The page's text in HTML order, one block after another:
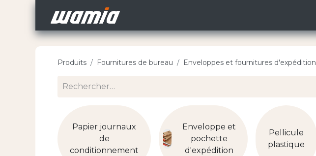
Produits Fournitures de bureau Enveloppes et fournitures d'expédition
Papier journaux
de
conditionnement
Enveloppe et
pochette
d'expédition
Pellicule
plastique